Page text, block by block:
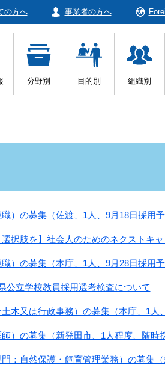
の方へ 事業者の方へ
分野別 目的別 組織別
）の募集（佐渡、1人、9月18日採用予
選択肢を】社会人のためのネクストキ
）の募集（本庁、1人、9月28日採用予
立学校教員採用選考検査について
木又は行政事務）の募集（本庁、1人
）の募集（新発田市、1人程度、随時
：自然保護・飼育管理業務）の募集